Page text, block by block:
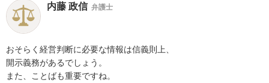
内藤 政信 弁護士
おそらく経営判断に必要な情報は信義則上、
開示義務があるでしょう。
また、ことばも重要ですね。